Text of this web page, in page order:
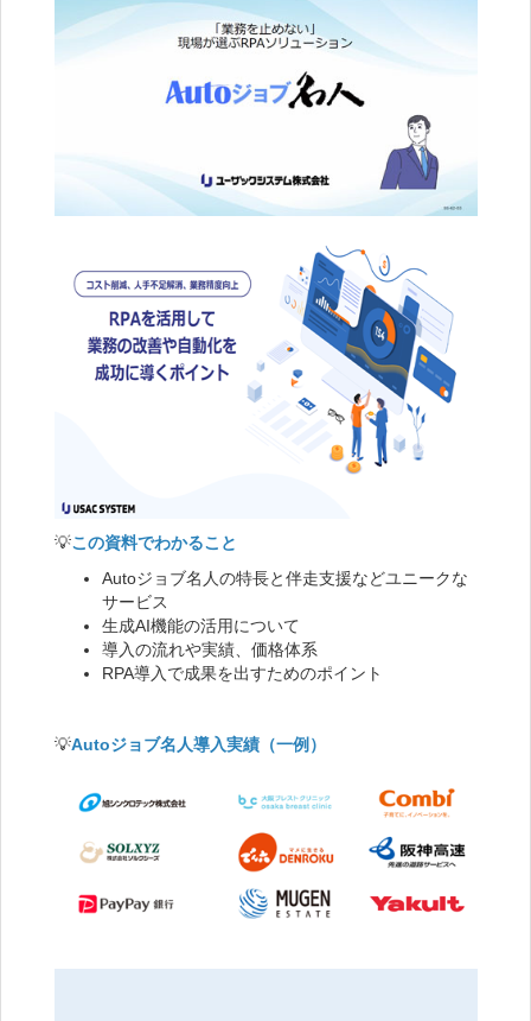
💡この資料でわかること
Autoジョブ名人の特長と伴走支援などユニークな
サービス
生成AI機能の活用について
導入の流れや実績、価格体系
RPA導入で成果を出すためのポイント
💡Autoジョブ名人導入実績（一例）